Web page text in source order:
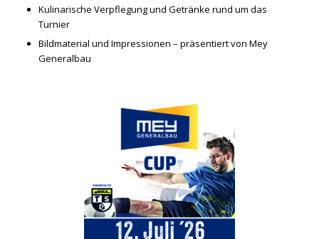
Kulinarische Verpflegung und Getränke rund um das
Turnier
Bildmaterial und Impressionen – präsentiert von Mey
Generalbau